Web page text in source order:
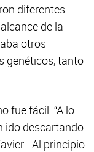
diferentes
de la
otros
genéticos, tanto
fue fácil. “A lo
ido descartando
. Al principio